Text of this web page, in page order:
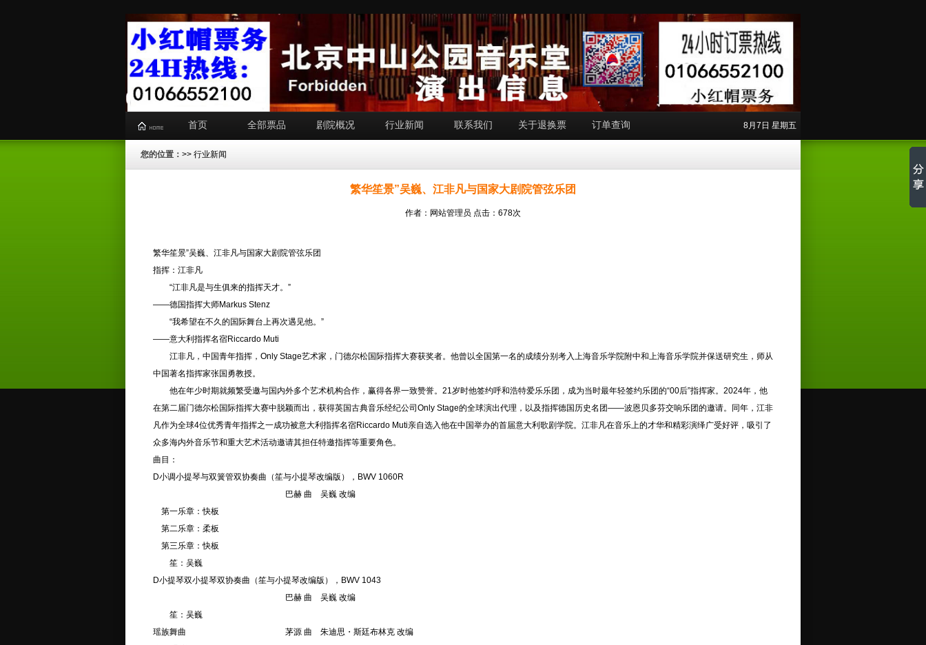
首页 全部票品 剧院概况 行业新闻 联系我们 关于退换票 订单查询 8月7日 星期五
您的位置： >> 行业新闻
繁华笙景”吴巍、江非凡与国家大剧院管弦乐团
作者：网站管理员 点击：678次
繁华笙景”吴巍、江非凡与国家大剧院管弦乐团
指挥：江非凡
“江非凡是与生俱来的指挥天才。”
——德国指挥大师Markus Stenz
“我希望在不久的国际舞台上再次遇见他。”
——意大利指挥名宿Riccardo Muti
江非凡，中国青年指挥，Only Stage艺术家，门德尔松国际指挥大赛获奖者。他曾以全国第一名的成绩分别考入上海音乐学院附中和上海音乐学院并保送研究生，师从
中国著名指挥家张国勇教授。
他在年少时期就频繁受邀与国内外多个艺术机构合作，赢得各界一致赞誉。21岁时他签约呼和浩特爱乐乐团，成为当时最年轻签约乐团的“00后”指挥家。2024年，他
在第二届门德尔松国际指挥大赛中脱颖而出，获得英国古典音乐经纪公司Only Stage的全球演出代理，以及指挥德国历史名团——波恩贝多芬交响乐团的邀请。同年，江非
凡作为全球4位优秀青年指挥之一成功被意大利指挥名宿Riccardo Muti亲自选入他在中国举办的首届意大利歌剧学院。江非凡在音乐上的才华和精彩演绎广受好评，吸引了
众多海内外音乐节和重大艺术活动邀请其担任特邀指挥等重要角色。
曲目：
D小调小提琴与双簧管双协奏曲（笙与小提琴改编版），BWV 1060R
巴赫 曲 吴巍 改编
第一乐章：快板
第二乐章：柔板
第三乐章：快板
笙：吴巍
D小提琴双小提琴双协奏曲（笙与小提琴改编版），BWV 1043
巴赫 曲 吴巍 改编
笙：吴巍
瑶族舞曲 茅源 曲 朱迪思・斯廷布林克 改编